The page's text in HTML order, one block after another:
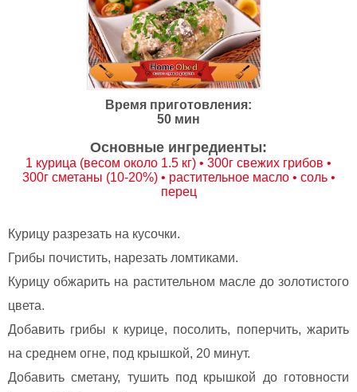
Время приготовления:
50 мин
Основные ингредиенты:
1 курица (весом около 1.5 кг) • 300г свежих грибов •
300г сметаны (10-20%) • растительное масло • соль •
перец
Курицу разрезать на кусочки.
Грибы почистить, нарезать ломтиками.
Курицу обжарить на растительном масле до золотистого
цвета.
Добавить грибы к курице, посолить, поперчить, жарить
на среднем огне, под крышкой, 20 минут.
Добавить сметану, тушить под крышкой до готовности